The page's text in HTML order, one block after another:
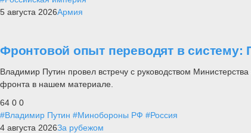
5 августа 2026Армия
Фронтовой опыт переводят в
Владимир Путин провел встречу с руководством
фронта в нашем материале.
64 0 0
#Владимир Путин #Минобороны РФ #Россия
4 августа 2026За рубежом